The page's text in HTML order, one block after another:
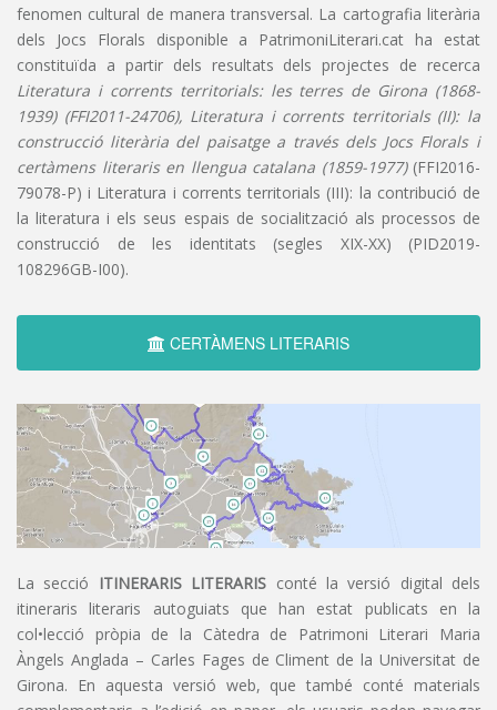
fenomen cultural de manera transversal. La cartografia literària
dels Jocs Florals disponible a PatrimoniLiterari.cat ha estat
constituïda a partir dels resultats dels projectes de recerca
Literatura i corrents territorials: les terres de Girona (1868-
1939) (FFI2011-24706), Literatura i corrents territorials (II): la
construcció literària del paisatge a través dels Jocs Florals i
certàmens literaris en llengua catalana (1859-1977)(FFI2016-
79078-P) i Literatura i corrents territorials (III): la contribució de
la literatura i els seus espais de socialització als processos de
construcció de les identitats (segles XIX-XX) (PID2019-
108296GB-I00).
CERTÀMENS LITERARIS
La secció ITINERARIS LITERARIS conté la versió digital dels
itineraris literaris autoguiats que han estat publicats en la
col•lecció pròpia de la Càtedra de Patrimoni Literari Maria
Àngels Anglada – Carles Fages de Climent de la Universitat de
Girona. En aquesta versió web, que també conté materials